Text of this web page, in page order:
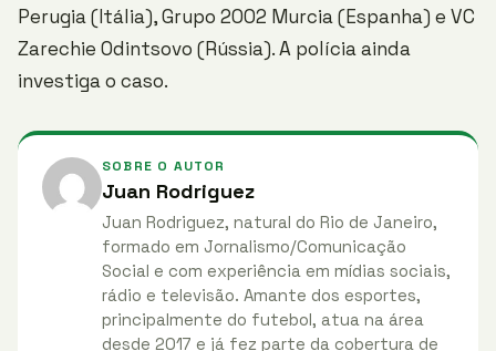
Perugia (Itália), Grupo 2002 Murcia (Espanha) e VC
Zarechie Odintsovo (Rússia). A polícia ainda
investiga o caso.
SOBRE O AUTOR
Juan Rodriguez
Juan Rodriguez, natural do Rio de Janeiro,
formado em Jornalismo/Comunicação
Social e com experiência em mídias sociais,
rádio e televisão. Amante dos esportes,
principalmente do futebol, atua na área
desde 2017 e já fez parte da cobertura de